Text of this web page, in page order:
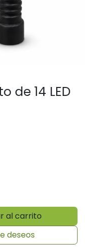
de 14 LED
al carrito
deseos